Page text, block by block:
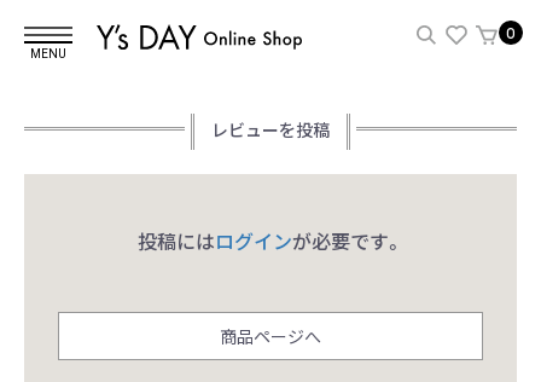
MENU
0
レビューを投稿
投稿にはログインが必要です。
商品ページへ